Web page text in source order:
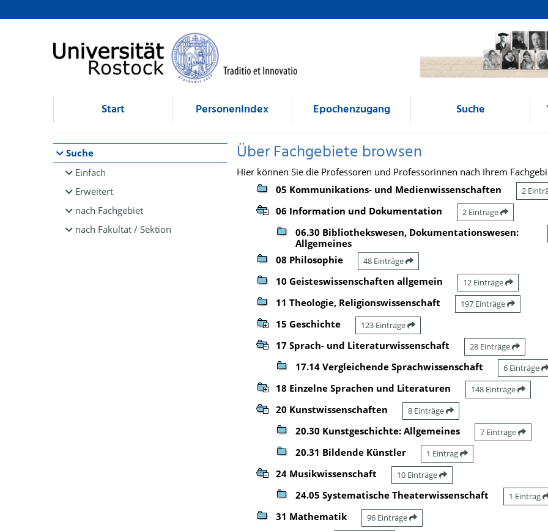
Browsen
direkt zum Inhalt
Start Personenindex Epochenzugang Suche
Suche
Einfach
Erweitert
nach Fachgebiet
nach Fakultät / Sektion
Über Fachgebiete browsen
Hier können Sie die Professoren und Professorinnen nach Ihrem
05 Kommunikations- und Medienwissenschaften
2
06 Information und Dokumentation 2 Einträge
06.30 Bibliothekswesen, Dokumentationswesen:
Allgemeines
08 Philosophie 48 Einträge
10 Geisteswissenschaften allgemein 12 Einträge
11 Theologie, Religionswissenschaft 197 Einträge
15 Geschichte 123 Einträge
17 Sprach- und Literaturwissenschaft 28 Einträge
17.14 Vergleichende Sprachwissenschaft 6 Einträge
18 Einzelne Sprachen und Literaturen 148 Einträge
20 Kunstwissenschaften 8 Einträge
20.30 Kunstgeschichte: Allgemeines 7 Einträge
20.31 Bildende Künstler 1 Eintrag
24 Musikwissenschaft 10 Einträge
24.05 Systematische Theaterwissenschaft 1 Eintrag
31 Mathematik 96 Einträge